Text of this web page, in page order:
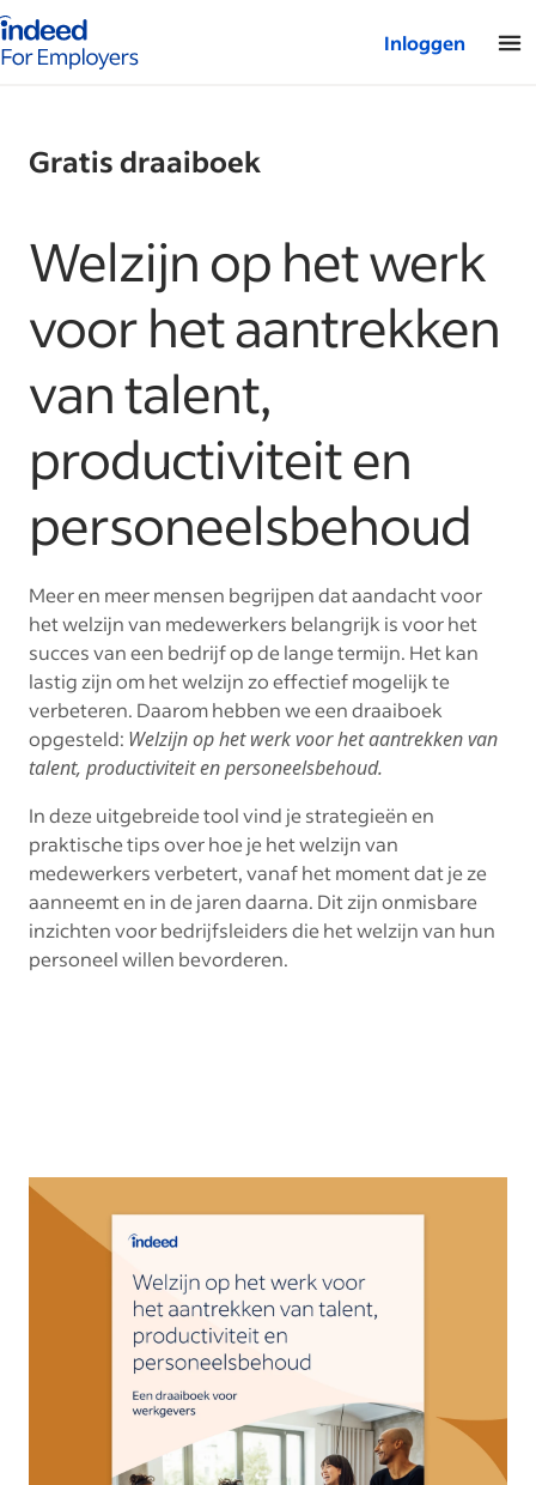
van Indeed - Voor werkgevers
Inloggen
Gratis draaiboek
Welzijn op het werk
voor het aantrekken
van talent,
productiviteit en
personeelsbehoud
Meer en meer mensen begrijpen dat aandacht voor
het welzijn van medewerkers belangrijk is voor het
succes van een bedrijf op de lange termijn. Het kan
lastig zijn om het welzijn zo effectief mogelijk te
verbeteren. Daarom hebben we een draaiboek
opgesteld: Welzijn op het werk voor het aantrekken van
talent, productiviteit en personeelsbehoud.
In deze uitgebreide tool vind je strategieën en
praktische tips over hoe je het welzijn van
medewerkers verbetert, vanaf het moment dat je ze
aanneemt en in de jaren daarna. Dit zijn onmisbare
inzichten voor bedrijfsleiders die het welzijn van hun
personeel willen bevorderen.